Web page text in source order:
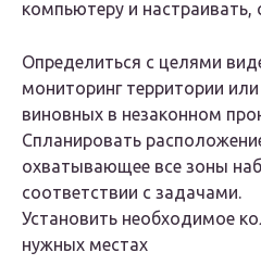
компьютеру и настраивать,
Определиться с целями
мониторинг территории
виновных в незаконном
Спланировать
охватывающее все зоны
соответствии с задачами.
Установить необходимое
нужных местах